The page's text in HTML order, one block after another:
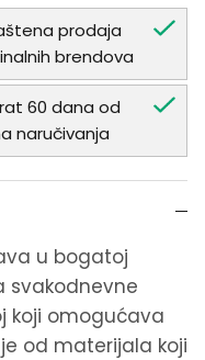
prodaja
brendova
60 dana od
naručivanja
u bogatoj
svakodnevne
koji omogućava
od materijala koji